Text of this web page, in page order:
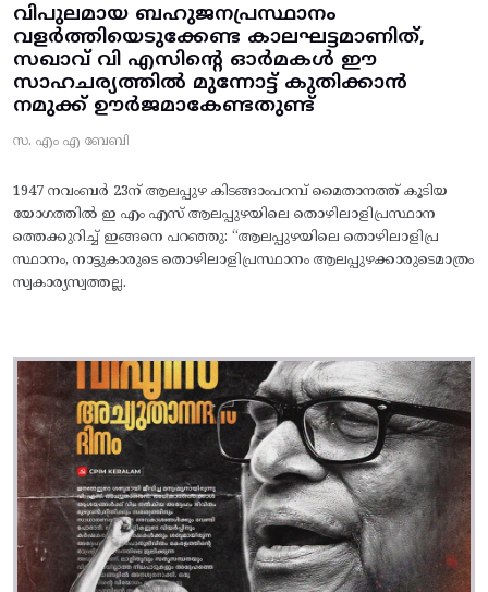
വിപുലമായ ബഹുജനപ്രസ്ഥാനം
വളർത്തിയെടുക്കേണ്ട കാലഘട്ടമാണിത്,
സഖാവ് വി എസിന്റെ ഓർമകൾ ഈ
സാഹചര്യത്തിൽ മുന്നോട്ട്‌ കുതിക്കാൻ
നമുക്ക് ഊർജമാകേണ്ടതുണ്ട്
സ. എം എ ബേബി
1947 നവംബർ 23ന് ആലപ്പുഴ കിടങ്ങാംപറമ്പ്‌ മൈതാനത്ത്‌ കൂടിയ
യോഗത്തിൽ ഇ എം എസ് ആലപ്പുഴയിലെ തൊഴിലാളിപ്രസ്ഥാന
ത്തെക്കുറിച്ച് ഇങ്ങനെ പറഞ്ഞു: “ആലപ്പുഴയിലെ തൊഴിലാളിപ്ര
സ്ഥാനം, നാട്ടുകാരുടെ തൊഴിലാളിപ്രസ്ഥാനം ആലപ്പുഴക്കാരുടെമാത്രം
സ്വകാര്യസ്വത്തല്ല.